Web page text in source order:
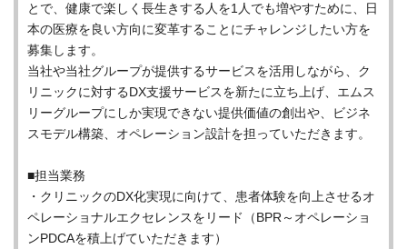
とで、健康で楽しく長生きする人を1人でも増やすために、日
本の医療を良い方向に変革することにチャレンジしたい方を
募集します。
当社や当社グループが提供するサービスを活用しながら、ク
リニックに対するDX支援サービスを新たに立ち上げ、エムス
リーグループにしか実現できない提供価値の創出や、ビジネ
スモデル構築、オペレーション設計を担っていただきます。
■担当業務
・クリニックのDX化実現に向けて、患者体験を向上させるオ
ペレーショナルエクセレンスをリード（BPR～オペレーショ
ンPDCAを積上げていただきます）